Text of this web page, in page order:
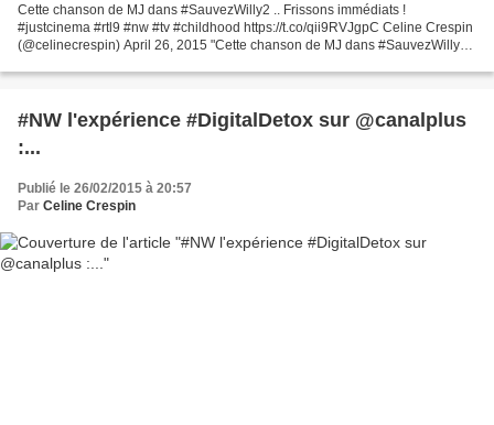
Cette chanson de MJ dans #SauvezWilly2 .. Frissons immédiats !
#justcinema #rtl9 #nw #tv #childhood https://t.co/qii9RVJgpC Celine Crespin
(@celinecrespin) April 26, 2015 "Cette chanson de MJ dans #SauvezWilly2
#NW l'expérience #DigitalDetox sur @canalplus
:...
Publié le 26/02/2015 à 20:57
Par Celine Crespin